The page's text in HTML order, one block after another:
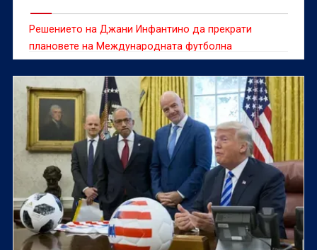
Решението на Джани Инфантино да прекрати
плановете на Международната футболна
асоциация (ФИФА) за продажба на маркетингови
дялове на световни първенства "бе напълно
наложително и отвъд въпрос", категоричен е
легендарният треньор Арсен Венгер.